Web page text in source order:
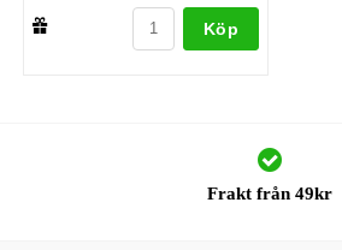
Köp
Frakt från 49kr